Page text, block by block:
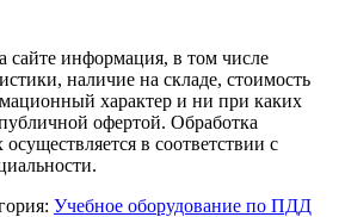
сайте информация, в том числе
наличие на складе, стоимость
характер и ни при каких
офертой. Обработка
в соответствии с
Учебное оборудование по ПДД